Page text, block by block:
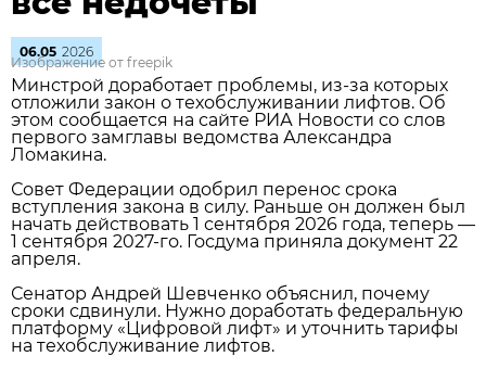
06.05 2026
Изображение от freepik
Минстрой доработает проблемы, из‑за которых
отложили закон о техобслуживании лифтов. Об
этом сообщается на сайте РИА Новости со слов
первого замглавы ведомства Александра
Ломакина.
Совет Федерации одобрил перенос срока
вступления закона в силу. Раньше он должен был
начать действовать 1 сентября 2026 года, теперь —
1 сентября 2027‑го. Госдума приняла документ 22
апреля.
Сенатор Андрей Шевченко объяснил, почему
сроки сдвинули. Нужно доработать федеральную
платформу «Цифровой лифт» и уточнить тарифы
на техобслуживание лифтов.